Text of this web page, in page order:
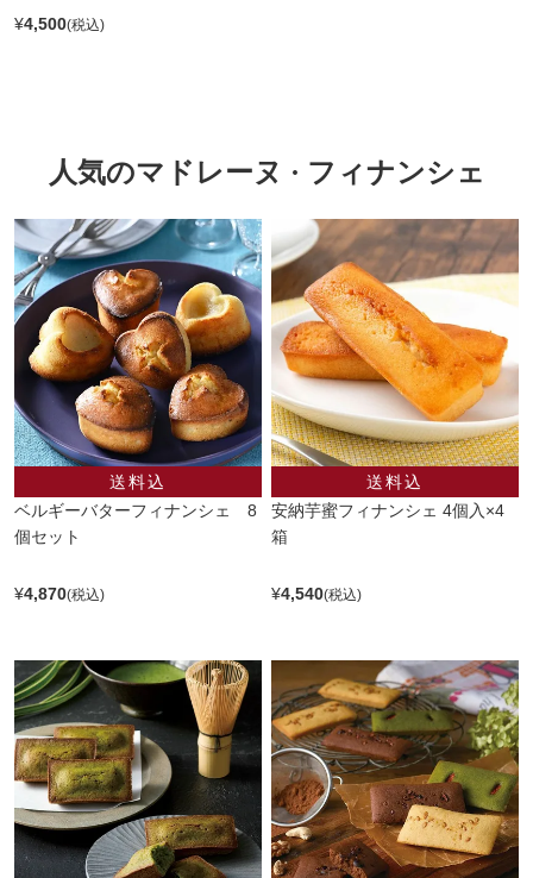
¥4,500
人気のマドレーヌ · フィナンシェ
ベルギーバターフィナンシェ 8
個セット
¥4,870
安納芋蜜フィナンシェ 4個入×4
箱
¥4,540